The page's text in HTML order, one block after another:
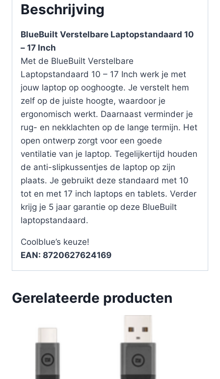
Beschrijving
BlueBuilt Verstelbare Laptopstandaard 10
– 17 Inch
Met de BlueBuilt Verstelbare
Laptopstandaard 10 – 17 Inch werk je met
jouw laptop op ooghoogte. Je verstelt hem
zelf op de juiste hoogte, waardoor je
ergonomisch werkt. Daarnaast verminder je
rug- en nekklachten op de lange termijn. Het
open ontwerp zorgt voor een goede
ventilatie van je laptop. Tegelijkertijd houden
de anti-slipkussentjes de laptop op zijn
plaats. Je gebruikt deze standaard met 10
tot en met 17 inch laptops en tablets. Verder
krijg je 5 jaar garantie op deze BlueBuilt
laptopstandaard.
Coolblue’s keuze!
EAN: 8720627624169
Gerelateerde producten